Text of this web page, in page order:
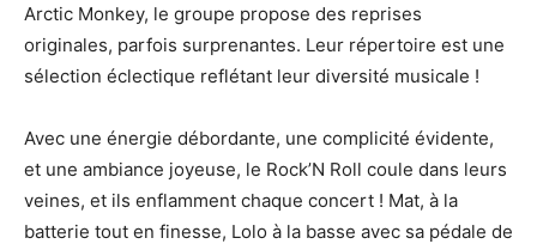
Arctic Monkey, le groupe propose des reprises
originales, parfois surprenantes. Leur répertoire est une
sélection éclectique reflétant leur diversité musicale !
Avec une énergie débordante, une complicité évidente,
et une ambiance joyeuse, le Rock’N Roll coule dans leurs
veines, et ils enflamment chaque concert ! Mat, à la
batterie tout en finesse, Lolo à la basse avec sa pédale de